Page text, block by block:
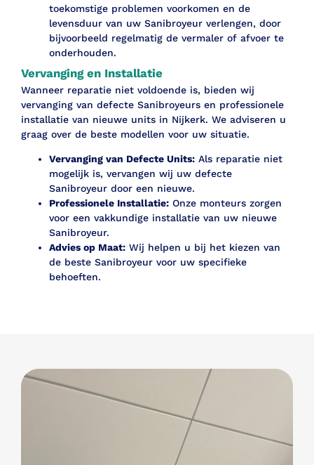
toekomstige problemen voorkomen en de
levensduur van uw Sanibroyeur verlengen, door
bijvoorbeeld regelmatig de vermaler of afvoer te
onderhouden.
Vervanging en Installatie
Wanneer reparatie niet voldoende is, bieden wij
vervanging van defecte Sanibroyeurs en professionele
installatie van nieuwe units in Nijkerk. We adviseren u
graag over de beste modellen voor uw situatie.
Vervanging van Defecte Units: Als reparatie niet
mogelijk is, vervangen wij uw defecte
Sanibroyeur door een nieuwe.
Professionele Installatie: Onze monteurs zorgen
voor een vakkundige installatie van uw nieuwe
Sanibroyeur.
Advies op Maat: Wij helpen u bij het kiezen van
de beste Sanibroyeur voor uw specifieke
behoeften.